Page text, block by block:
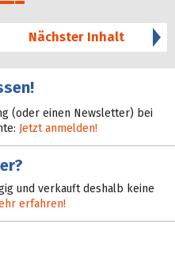
Nächster Inhalt
(oder einen Newsletter) bei
Jetzt anmelden!
und verkauft deshalb keine
erfahren!